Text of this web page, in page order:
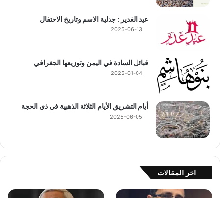
عيد الغدير : جدلية الاسم وتاريخ الاحتفال
2025-06-13
قبائل السادة في اليمن وتوزيعها الجغرافي
2025-01-04
أيام التشريق الأيام الثلاثة الذهبية في ذي الحجة
2025-06-05
اخر المقالات